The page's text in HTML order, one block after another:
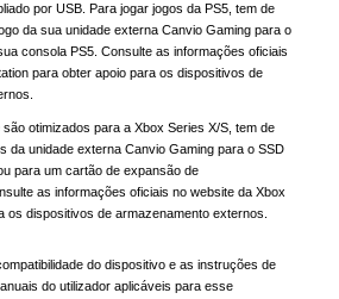
por USB. Para jogar jogos da PS5, tem de
da sua unidade externa Canvio Gaming para o
consola PS5. Consulte as informações oficiais
para obter apoio para os dispositivos de
otimizados para a Xbox Series X/S, tem de
da unidade externa Canvio Gaming para o SSD
para um cartão de expansão de
as informações oficiais no website da Xbox
os dispositivos de armazenamento externos.
do dispositivo e as instruções de
do utilizador aplicáveis para esse